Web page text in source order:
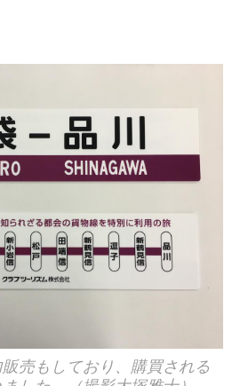
売もしており、購買される